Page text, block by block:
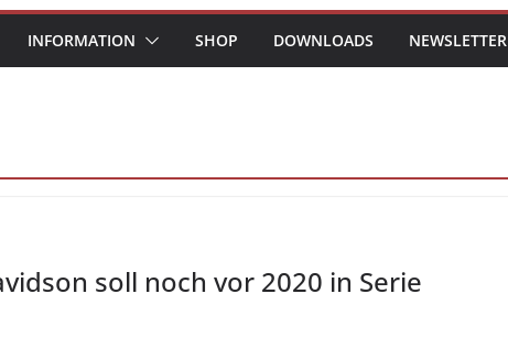
INFORMATION SHOP DOWNLOADS NEWSLETTER
soll noch vor 2020 in Serie